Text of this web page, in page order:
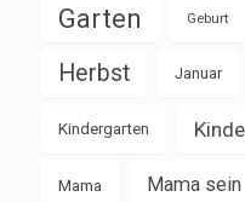
Garten Geburt
Herbst Januar
Kindergarten
Mama Mama sein